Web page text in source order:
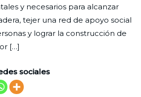
y necesarios para alcanzar
tejer una red de apoyo social
y lograr la construcción de
[…]
sociales